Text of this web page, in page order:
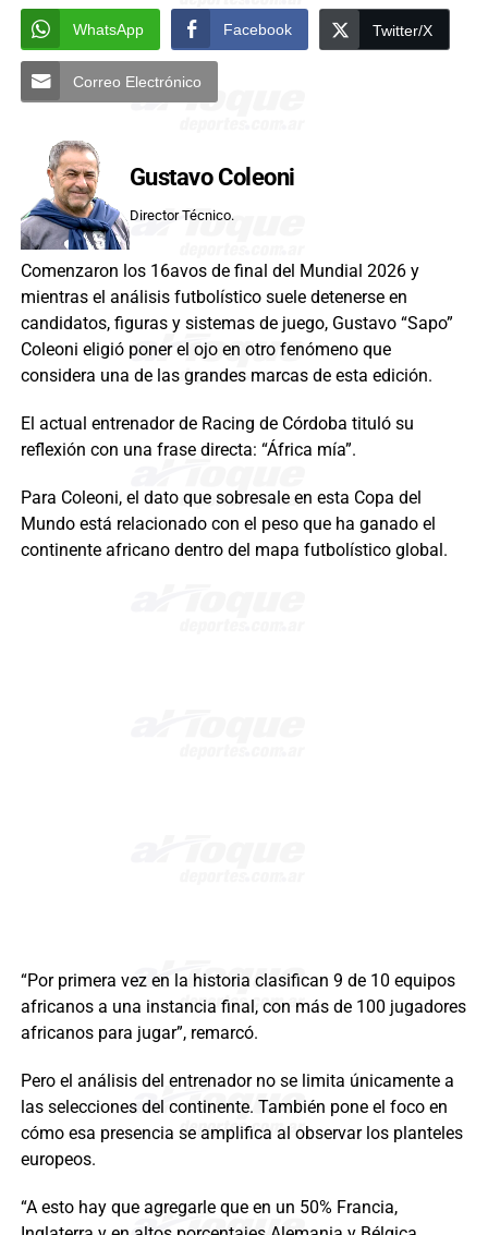
WhatsApp Facebook Twitter/X
Correo Electrónico
Gustavo Coleoni
Director Técnico.
Comenzaron los 16avos de final del Mundial 2026 y
mientras el análisis futbolístico suele detenerse en
candidatos, figuras y sistemas de juego, Gustavo “Sapo”
Coleoni eligió poner el ojo en otro fenómeno que
considera una de las grandes marcas de esta edición.
El actual entrenador de Racing de Córdoba tituló su
reflexión con una frase directa: “África mía”.
Para Coleoni, el dato que sobresale en esta Copa del
Mundo está relacionado con el peso que ha ganado el
continente africano dentro del mapa futbolístico global.
“Por primera vez en la historia clasifican 9 de 10 equipos
africanos a una instancia final, con más de 100 jugadores
africanos para jugar”, remarcó.
Pero el análisis del entrenador no se limita únicamente a
las selecciones del continente. También pone el foco en
cómo esa presencia se amplifica al observar los planteles
europeos.
“A esto hay que agregarle que en un 50% Francia,